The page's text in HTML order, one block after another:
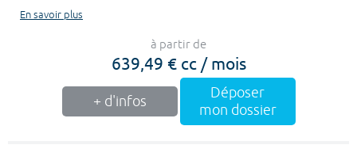
En savoir plus
à partir de
639,49 € cc / mois
+ d'infos
Déposer
mon dossier